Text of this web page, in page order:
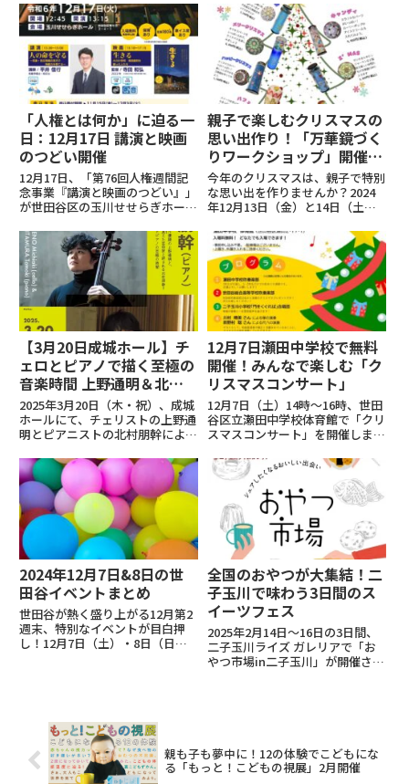
「人権とは何か」に迫る一
日：12月17日 講演と映画
のつどい開催
12月17日、「第76回人権週間記
念事業『講演と映画のつどい』」
が世田谷区の玉川せせらぎホール
は、私たちが生まれながらに持つ
「人権」について改めて考え、尊
重し合える社会の実現を目指す特
別な一日です。講演では、気象...
親子で楽しむクリスマスの
思い出作り！「万華鏡づく
りワークショップ」開催
【12/13-14】
今年のクリスマスは、親子で特別
な思い出を作りませんか？2024
年12月13日（金）と14日（土）
づくりワークショップ」を開催し
ます！7種類のカラフルなデザイ
ンからお気に入りを選び、20～
30分で自分だけのオリ...
【3月20日成城ホール】チ
ェロとピアノで描く至極の
音楽時間 上野通明＆北村
朋幹
2025年3月20日（木・祝）、成城
ホールにて、チェリストの上野通
明とピアニストの北村朋幹による
す。ジュネーヴ国際音楽コンクー
ルでの輝かしい受賞歴を誇る上野
通明と、「詩的感性と哲学的叡智
を備えた芸術家」と称される...
12月7日瀬田中学校で無料
開催！みんなで楽しむ「ク
リスマスコンサート」
12月7日（土）14時～16時、世田
谷区立瀬田中学校体育館で「クリ
スマスコンサート」を開催しま
吹奏楽のほか、箏や尺八を使った
プロの演奏、和楽器合奏など多彩
なプログラムを無料で楽しめま
す。家族みんなで楽しめる内容...
2024年12月7日&8日の世
田谷イベントまとめ
世田谷が熱く盛り上がる12月第2
週末、特別なイベントが目白押
し！12月7日（土）・8日（日）
全国のおやつが大集結！二
子玉川で味わう3日間のス
イーツフェス
2025年2月14日～16日の3日間、
二子玉川ライズ ガレリアで「お
やつ市場in二子玉川」が開催され
親も子も夢中に！12の体験でこどもにな
る「もっと！こどもの視展」2月開催